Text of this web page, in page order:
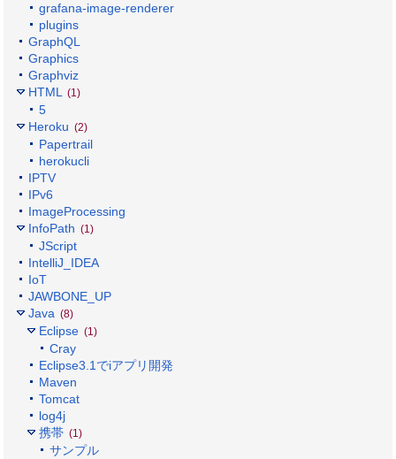
grafana-image-renderer
plugins
GraphQL
Graphics
Graphviz
HTML (1)
5
Heroku (2)
Papertrail
herokucli
IPTV
IPv6
ImageProcessing
InfoPath (1)
JScript
IntelliJ_IDEA
IoT
JAWBONE_UP
Java (8)
Eclipse (1)
Cray
Eclipse3.1でiアプリ開発
Maven
Tomcat
log4j
携帯 (1)
サンプル